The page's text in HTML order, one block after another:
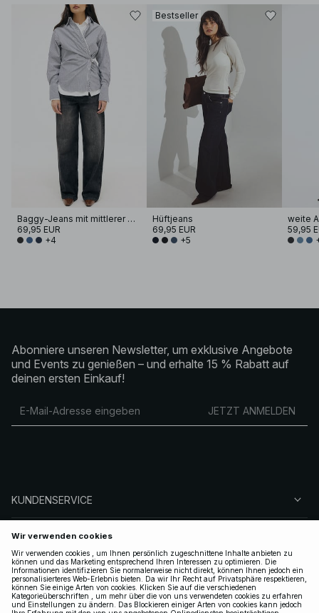
Baggy-Jeans mit mittlerer Taille
69,95 EUR
+4
Bestseller
Hüftjeans
69,95 EUR
+5
59,95
Abonniere unseren Newsletter, um exklusive Angebote
und Events zu genießen – und erhalte 15 % Rabatt auf
deinen ersten Einkauf!
JETZT ANMELDEN
KUNDENSERVICE
ÜBER NA-KD
FOLGEN SIE UNS
LEGAL